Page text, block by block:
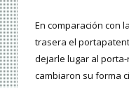
En comparación con
trasera el
dejarle lugar al
cambiaron su forma